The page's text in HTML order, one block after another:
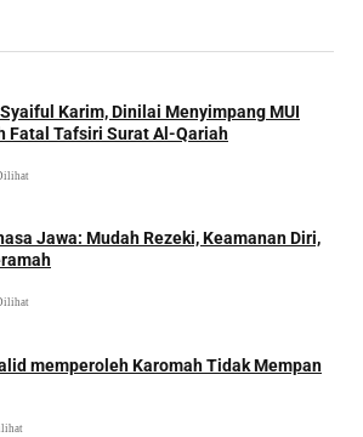
Karim, Dinilai Menyimpang MUI
Fatal Tafsiri Surat Al-Qariah
Jawa: Mudah Rezeki, Keamanan Diri,
memperoleh Karomah Tidak Mempan